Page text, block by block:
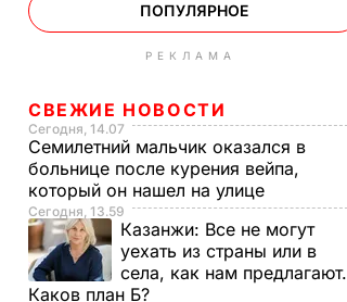
ПОПУЛЯРНОЕ
РЕКЛАМА
СВЕЖИЕ НОВОСТИ
Сегодня, 14.07
Семилетний мальчик оказался в
больнице после курения вейпа,
который он нашел на улице
Сегодня, 13.59
Казанжи: Все не могут
уехать из страны или в
села, как нам предлагают.
Каков план Б?